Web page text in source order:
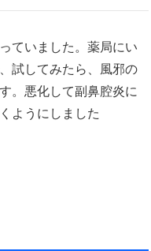
ていました。薬局にい
試してみたら、風邪の
。悪化して副鼻腔炎に
ようにしました